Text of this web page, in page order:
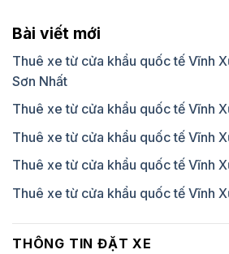
Bài viết mới
Thuê xe từ cửa khẩu quốc tế Vĩnh
Sơn Nhất
Thuê xe từ cửa khẩu quốc tế Vĩnh
Thuê xe từ cửa khẩu quốc tế Vĩnh
Thuê xe từ cửa khẩu quốc tế Vĩnh
Thuê xe từ cửa khẩu quốc tế Vĩnh
THÔNG TIN ĐẶT XE